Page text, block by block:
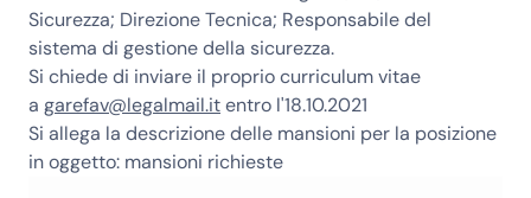
Sicurezza; Direzione Tecnica; Responsabile del
sistema di gestione della sicurezza.
Si chiede di inviare il proprio curriculum vitae
a garefav@legalmail.itentro l'18.10.2021
Si allega la descrizione delle mansioni per la posizione
in oggetto: mansioni richieste